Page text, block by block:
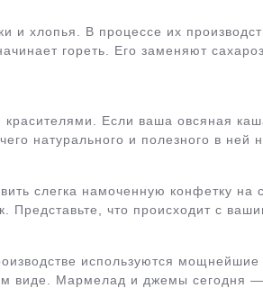
и хлопья. В процессе их
гореть. Его заменяют
Если ваша овсяная
натурального и полезного в ней
слегка намоченную конфетку на
Представьте, что происходит с
используются мощнейшие
виде. Мармелад и джемы сегодня —